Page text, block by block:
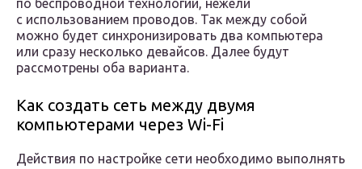
по беспроводной технологии, нежели
с использованием проводов. Так между собой
можно будет синхронизировать два компьютера
или сразу несколько девайсов. Далее будут
рассмотрены оба варианта.
Как создать сеть между двумя
компьютерами через Wi-Fi
Действия по настройке сети необходимо выполнять